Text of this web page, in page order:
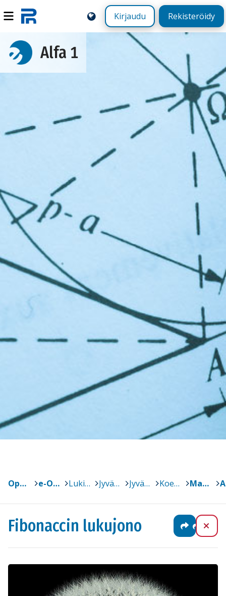
Kirjaudu Rekisteröidy
Alfa 1
Oppimateriaalit e-Oppi Lukiot Jyväskylä Jyväskylän lyseon lukio Koekäyttö (kevät 2019) Matematiikka (koekäyttö kevät 2019)
Fibonaccin lukujono Jaa